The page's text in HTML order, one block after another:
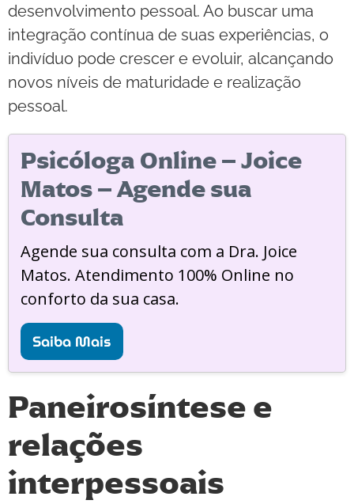
desenvolvimento pessoal. Ao buscar uma
integração contínua de suas experiências, o
indivíduo pode crescer e evoluir, alcançando
novos níveis de maturidade e realização
pessoal.
Psicóloga Online – Joice
Matos – Agende sua
Consulta
Agende sua consulta com a Dra. Joice
Matos. Atendimento 100% Online no
conforto da sua casa.
Saiba Mais
Paneirosíntese e
relações
interpessoais